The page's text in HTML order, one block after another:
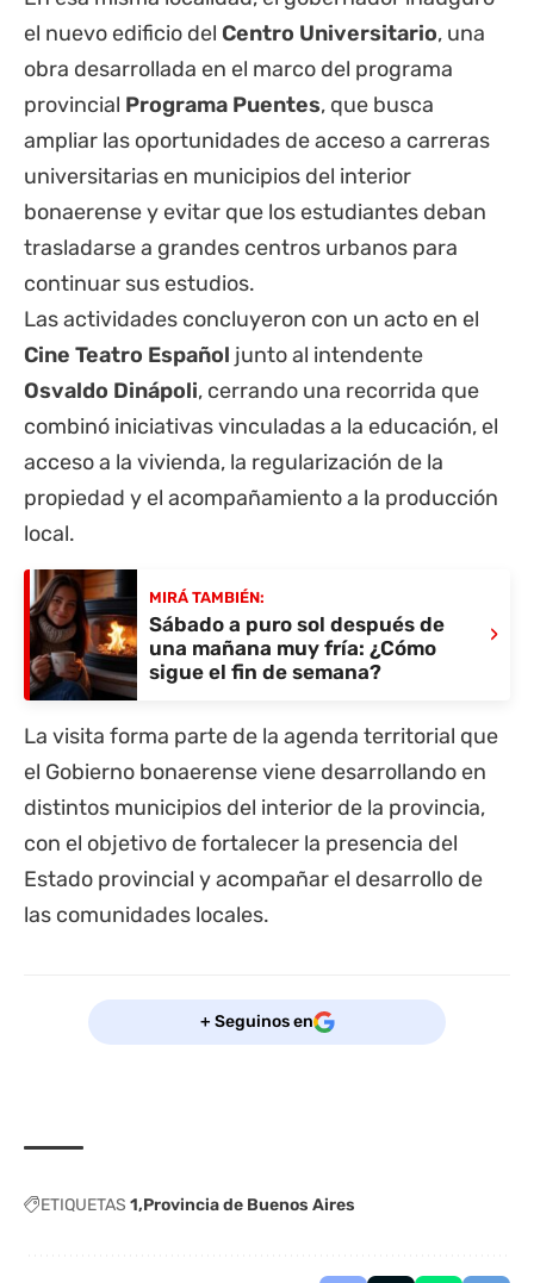
el nuevo edificio del Centro Universitario, una
obra desarrollada en el marco del programa
provincial Programa Puentes, que busca
ampliar las oportunidades de acceso a carreras
universitarias en municipios del interior
bonaerense y evitar que los estudiantes deban
trasladarse a grandes centros urbanos para
continuar sus estudios.
Las actividades concluyeron con un acto en el
Cine Teatro Español junto al intendente
Osvaldo Dinápoli, cerrando una recorrida que
combinó iniciativas vinculadas a la educación, el
acceso a la vivienda, la regularización de la
propiedad y el acompañamiento a la producción
local.
MIRÁ TAMBIÉN:
Sábado a puro sol después de
una mañana muy fría: ¿Cómo
sigue el fin de semana?
›
La visita forma parte de la agenda territorial que
el Gobierno bonaerense viene desarrollando en
distintos municipios del interior de la provincia,
con el objetivo de fortalecer la presencia del
Estado provincial y acompañar el desarrollo de
las comunidades locales.
+ Seguinos en
ETIQUETAS 1 Provincia de Buenos Aires